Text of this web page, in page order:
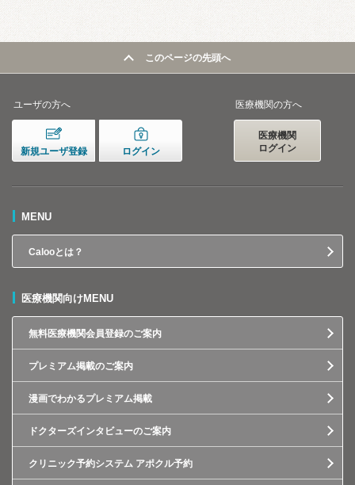
このページの先頭へ
ユーザの方へ
新規ユーザ登録 ログイン
医療機関の方へ
医療機関
ログイン
MENU
Calooとは？
医療機関向けMENU
無料医療機関会員登録のご案内
プレミアム掲載のご案内
漫画でわかるプレミアム掲載
ドクターズインタビューのご案内
クリニック予約システム アポクル予約